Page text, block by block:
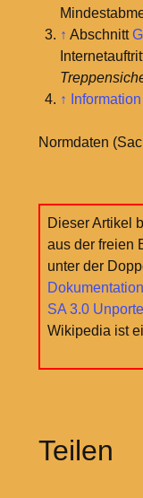
↑ Abschnitt
↑
Normdaten
Dieser Artikel
aus der freien
unter der
Dokumentation
SA 3.0
Wikipedia ist
Teilen